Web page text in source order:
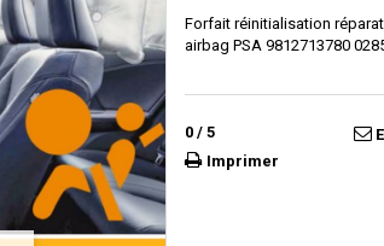
Forfait réinitialisation
airbag PSA 9812713780
0 / 5
Imprimer